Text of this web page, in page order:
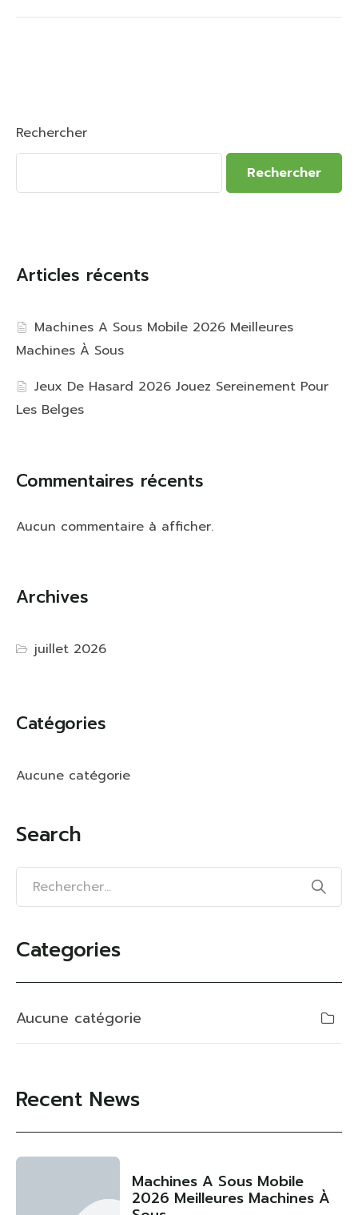
Rechercher
Rechercher
Articles récents
Machines A Sous Mobile 2026 Meilleures
Machines À Sous
Jeux De Hasard 2026 Jouez Sereinement Pour
Les Belges
Commentaires récents
Aucun commentaire à afficher.
Archives
juillet 2026
Catégories
Aucune catégorie
Search
Categories
Aucune catégorie
Recent News
Machines A Sous Mobile
2026 Meilleures Machines À